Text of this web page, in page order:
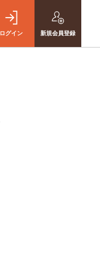
ログイン 新規会員登録